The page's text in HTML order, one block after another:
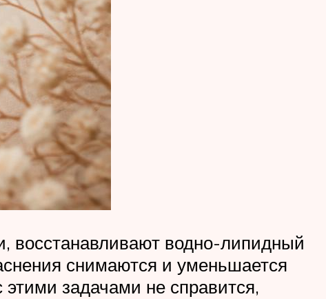
восстанавливают водно-липидный
снимаются и уменьшается
задачами не справится,